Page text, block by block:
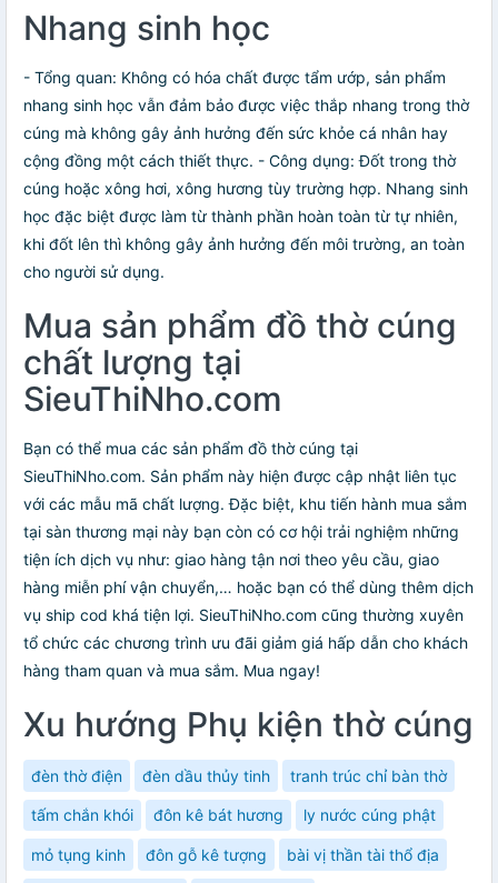
Nhang sinh học
- Tổng quan: Không có hóa chất được tẩm ướp, sản phẩm
nhang sinh học vẫn đảm bảo được việc thắp nhang trong thờ
cúng mà không gây ảnh hưởng đến sức khỏe cá nhân hay
cộng đồng một cách thiết thực. - Công dụng: Đốt trong thờ
cúng hoặc xông hơi, xông hương tùy trường hợp. Nhang sinh
học đặc biệt được làm từ thành phần hoàn toàn từ tự nhiên,
khi đốt lên thì không gây ảnh hưởng đến môi trường, an toàn
cho người sử dụng.
Mua sản phẩm đồ thờ cúng
chất lượng tại
SieuThiNho.com
Bạn có thể mua các sản phẩm đồ thờ cúng tại
SieuThiNho.com. Sản phẩm này hiện được cập nhật liên tục
với các mẫu mã chất lượng. Đặc biệt, khu tiến hành mua sắm
tại sàn thương mại này bạn còn có cơ hội trải nghiệm những
tiện ích dịch vụ như: giao hàng tận nơi theo yêu cầu, giao
hàng miễn phí vận chuyển,… hoặc bạn có thể dùng thêm dịch
vụ ship cod khá tiện lợi. SieuThiNho.com cũng thường xuyên
tổ chức các chương trình ưu đãi giảm giá hấp dẫn cho khách
hàng tham quan và mua sắm. Mua ngay!
Xu hướng Phụ kiện thờ cúng
đèn thờ điện đèn dầu thủy tinh tranh trúc chỉ bàn thờ
tấm chắn khói đôn kê bát hương ly nước cúng phật
mỏ tụng kinh đôn gỗ kê tượng bài vị thần tài thổ địa